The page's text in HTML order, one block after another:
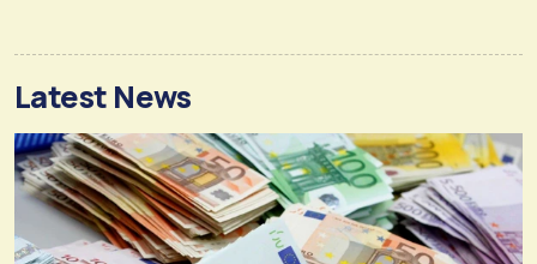
Latest News